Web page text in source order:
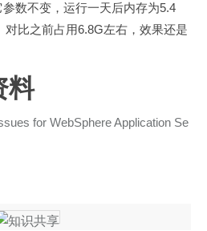
参数不变，运行一天后内存为5.4
对比之前占用6.8G左右，效果还是
料
for WebSphere Application Se